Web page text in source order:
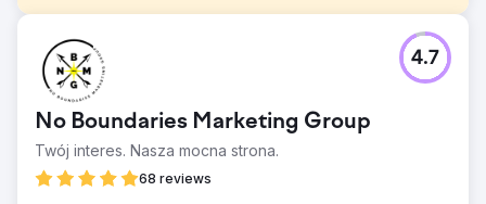
Problem
PegasusOne zwrócił się do nas z poważnym wyzwaniem.
Mieli obszerną listę słów kluczowych, które chcieli
uszeregować w Google, aby zwiększyć liczbę
potencjalnych klientów i ruch. Głównym celem klienta było
zwiększenie jego widoczności w Internecie i
wygenerowanie większej liczby możliwości biznesowych
poprzez poprawę rankingów w wyszukiwarkach
No Boundaries Marketing Group
Twój interes. Nasza mocna strona.
68 reviews
4.7